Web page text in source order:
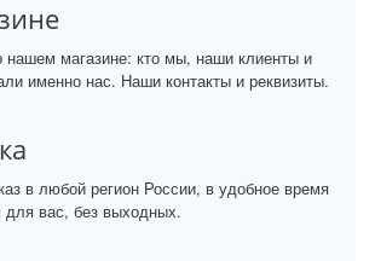
нашем магазине: кто мы, наши клиенты и
именно нас. Наши контакты и реквизиты.
в любой регион России, в удобное время
вас, без выходных.